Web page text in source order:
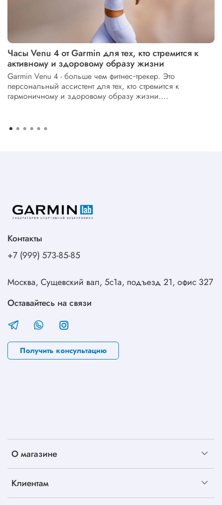
Часы Venu 4 от Garmin для тех, кто стремится к
активному и здоровому образу жизни
Garmin Venu 4 - больше чем фитнес‑трекер. Это
персональный ассистент для тех, кто стремится к
гармоничному и здоровому образу жизни....
О магазине
Клиентам
Контакты
+7 (999) 573-85-85
Москва, Сущевский вал, 5с1а, подъезд 21, офис 327
Оставайтесь на связи
Получить консультацию